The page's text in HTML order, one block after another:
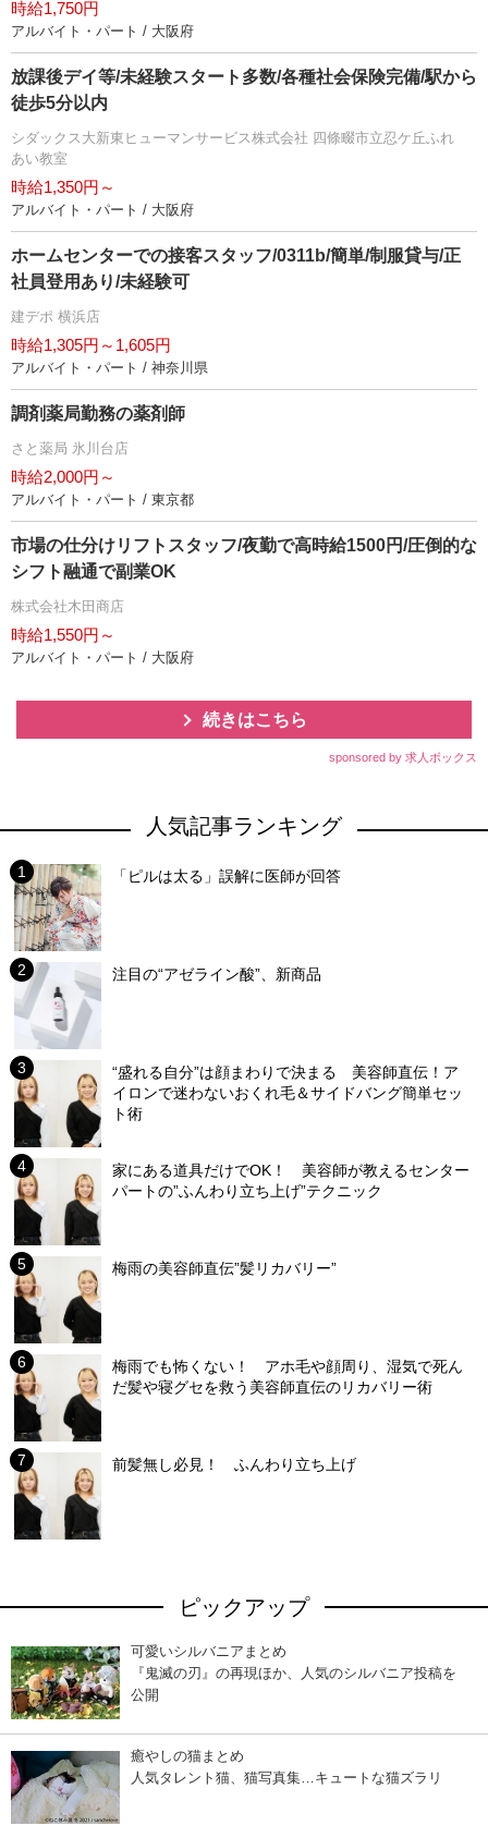
時給1,750円
アルバイト・パート / 大阪府
放課後デイ等/未経験スタート多数/各種社会保険完備/駅から
徒歩5分以内
シダックス大新東ヒューマンサービス株式会社 四條畷市立忍ケ丘ふれ
あい教室
時給1,350円～
アルバイト・パート / 大阪府
ホームセンターでの接客スタッフ/0311b/簡単/制服貸与/正
社員登用あり/未経験可
建デポ 横浜店
時給1,305円～1,605円
アルバイト・パート / 神奈川県
調剤薬局勤務の薬剤師
さと薬局 氷川台店
時給2,000円～
アルバイト・パート / 東京都
市場の仕分けリフトスタッフ/夜勤で高時給1500円/圧倒的な
シフト融通で副業OK
株式会社木田商店
時給1,550円～
アルバイト・パート / 大阪府
続きはこちら
sponsored by 求人ボックス
人気記事ランキング
「ピルは太る」誤解に医師が回答
注目の“アゼライン酸”、新商品
“盛れる自分”は顔まわりで決まる 美容師直伝！ア
イロンで迷わないおくれ毛＆サイドバング簡単セッ
ト術
家にある道具だけでOK！ 美容師が教えるセンター
パートの”ふんわり立ち上げ”テクニック
梅雨の美容師直伝”髪リカバリー”
梅雨でも怖くない！ アホ毛や顔周り、湿気で死ん
だ髪や寝グセを救う美容師直伝のリカバリー術
前髪無し必見！ ふんわり立ち上げ
ピックアップ
可愛いシルバニアまとめ
『鬼滅の刃』の再現ほか、人気のシルバニア投稿を
公開
癒やしの猫まとめ
人気タレント猫、猫写真集…キュートな猫ズラリ